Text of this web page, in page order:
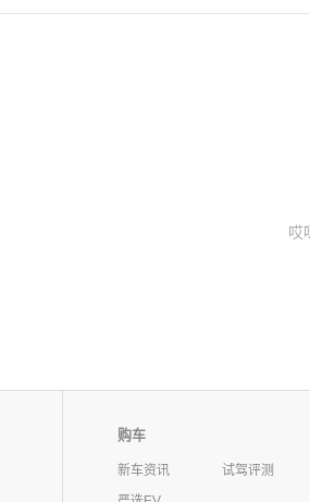
哎
购车
新车资讯
试驾评测